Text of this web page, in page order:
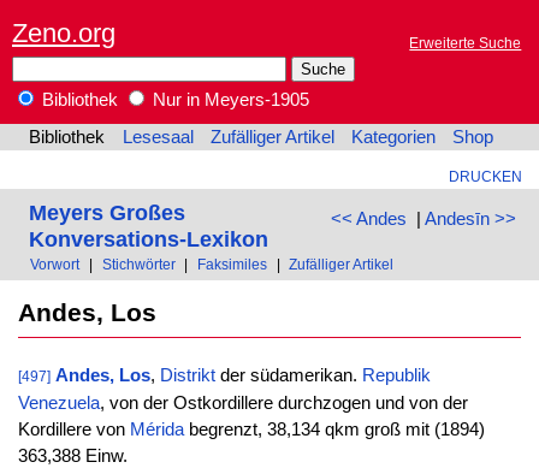
Zeno.org Erweiterte Suche
Bibliothek
Nur in Meyers-1905
Bibliothek
Lesesaal Zufälliger Artikel Kategorien Shop
DRUCKEN
<< Andes | Andesīn >>
Meyers Großes
Konversations-Lexikon
Vorwort Stichwörter Faksimiles Zufälliger Artikel
Andes, Los
[497] Andes, Los, Distriktder südamerikan. Republik
Venezuela, von der Ostkordillere durchzogen und von der
Kordillere von Méridabegrenzt, 38,134 qkm groß mit (1894)
363,388 Einw.